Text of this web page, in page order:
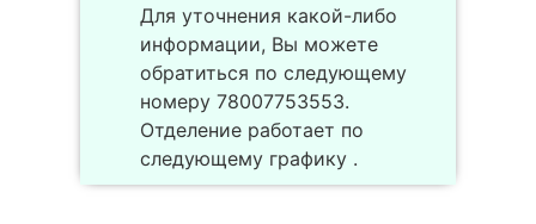
Для уточнения какой-либо
информации, Вы можете
обратиться по следующему
номеру 78007753553.
Отделение работает по
следующему графику .